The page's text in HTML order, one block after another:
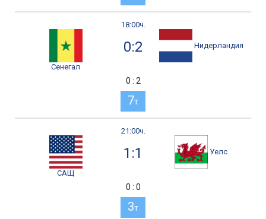
18:00ч.
Сенегал
0:2 Нидерландия
0 : 2
7т
21:00ч.
САЩ
1:1 Уелс
0 : 0
3т